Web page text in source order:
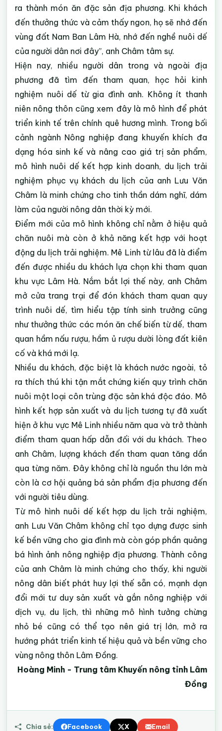
ra thành món ăn đặc sản địa phương. Khi khách
đến thưởng thức và cảm thấy ngon, họ sẽ nhớ đến
vùng đất Nam Ban Lâm Hà, nhớ đến nghề nuôi dế
của người dân nơi đây”, anh Châm tâm sự.
Hiện nay, nhiều người dân trong và ngoài địa
phương đã tìm đến tham quan, học hỏi kinh
nghiệm nuôi dế từ gia đình anh. Không ít thanh
niên nông thôn cũng xem đây là mô hình để phát
triển kinh tế trên chính quê hương mình. Trong bối
cảnh ngành Nông nghiệp đang khuyến khích đa
dạng hóa sinh kế và nâng cao giá trị sản phẩm,
mô hình nuôi dế kết hợp kinh doanh, du lịch trải
nghiệm phục vụ khách du lịch của anh Lưu Văn
Châm là minh chứng cho tinh thần dám nghĩ, dám
làm của người nông dân thời kỳ mới.
Điểm mới của mô hình không chỉ nằm ở hiệu quả
chăn nuôi mà còn ở khả năng kết hợp với hoạt
động du lịch trải nghiệm. Mê Linh từ lâu đã là điểm
đến được nhiều du khách lựa chọn khi tham quan
khu vực Lâm Hà. Nắm bắt lợi thế này, anh Châm
mở cửa trang trại để đón khách tham quan quy
trình nuôi dế, tìm hiểu tập tính sinh trưởng cũng
như thưởng thức các món ăn chế biến từ dế, tham
quan hầm nấu rượu, hầm ủ rượu dười lòng đất kiên
cố và khá mới lạ.
Nhiều du khách, đặc biệt là khách nước ngoài, tỏ
ra thích thú khi tận mắt chứng kiến quy trình chăn
nuôi một loại côn trùng đặc sản khá độc đáo. Mô
hình kết hợp sản xuất và du lịch tương tự đã xuất
hiện ở khu vực Mê Linh nhiều năm qua và trở thành
điểm tham quan hấp dẫn đối với du khách. Theo
anh Châm, lượng khách đến tham quan tăng dần
qua từng năm. Đây không chỉ là nguồn thu lớn mà
còn là cơ hội quảng bá sản phẩm địa phương đến
với người tiêu dùng.
Từ mô hình nuôi dế kết hợp du lịch trải nghiệm,
anh Lưu Văn Châm không chỉ tạo dựng được sinh
kế bền vững cho gia đình mà còn góp phần quảng
bá hình ảnh nông nghiệp địa phương. Thành công
của anh Châm là minh chứng cho thấy, khi người
nông dân biết phát huy lợi thế sẵn có, mạnh dạn
đổi mới tư duy sản xuất và gắn nông nghiệp với
dịch vụ, du lịch, thì những mô hình tưởng chừng
nhỏ bé cũng có thể tạo nên giá trị lớn, mở ra
hướng phát triển kinh tế hiệu quả và bền vững cho
vùng nông thôn Lâm Đồng.
Hoàng Minh - Trung tâm Khuyến nông tỉnh Lâm
Đồng
Chia sẻ: Facebook X Email